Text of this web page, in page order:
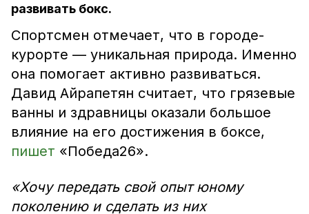
развивать бокс.
Спортсмен отмечает, что в городе-
курорте — уникальная природа. Именно
она помогает активно развиваться.
Давид Айрапетян считает, что грязевые
ванны и здравницы оказали большое
влияние на его достижения в боксе,
пишет «Победа26».
«Хочу передать свой опыт юному
поколению и сделать из них